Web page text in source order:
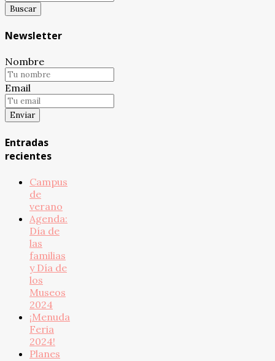
Newsletter
Nombre
Email
Entradas
recientes
Campus
de
verano
Agenda:
Día de
las
familias
y Día de
los
Museos
2024
¡Menuda
Feria
2024!
Planes